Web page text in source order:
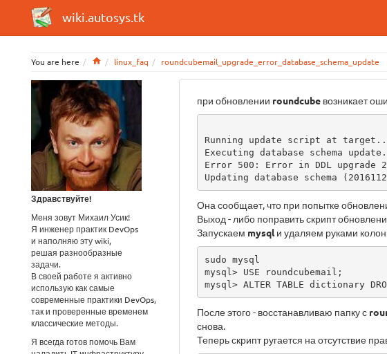
wiki.autosys.tk
You are here Homelinux_faq roundcubemail_upgrade_error_database_schema_update
Здравствуйте!
Меня зовут Михаил Усик!
Я инженер практик DevOps
и наполняю эту wiki,
решая разнообразные
задачи.
В своей работе я активно
использую как самые
современные практики DevOps,
так и проверенные временем
классические методы.
Я всегда готов помочь Вам
при обновлении roundcube возникает
Running update script at
Executing database schema update.
Error 500: Error in DDL upgrade
Updating database schema
Она сообщает, что при попытке
Выход - либо поправить скрипт
Запускаем mysqlи удаляем руками
sudo mysql
mysql> USE roundcubemail;
mysql> ALTER TABLE dictionary
После этого - восстанавливаю папку с
снова.
Теперь скрипт ругается на отсутствие